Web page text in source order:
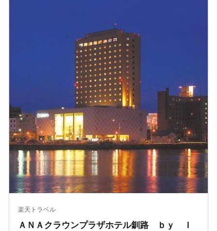
楽天トラベル
ＡＮＡクラウンプラザホテル釧路 ｂｙ Ｉ